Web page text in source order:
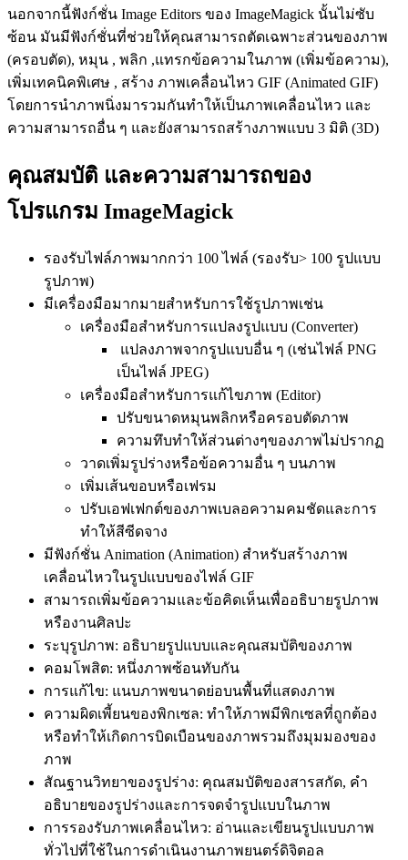
นอกจากนี้ฟังก์ชั่น Image Editors ของ ImageMagick นั้นไม่ซับ
ซ้อน มันมีฟังก์ชั่นที่ช่วยให้คุณสามารถตัดเฉพาะส่วนของภาพ
(ครอบตัด), หมุน , พลิก ,แทรกข้อความในภาพ (เพิ่มข้อความ),
เพิ่มเทคนิคพิเศษ , สร้าง ภาพเคลื่อนไหว GIF (Animated GIF)
โดยการนำภาพนิ่งมารวมกันทำให้เป็นภาพเคลื่อนไหว และ
ความสามารถอื่น ๆ และยังสามารถสร้างภาพแบบ 3 มิติ (3D)
คุณสมบัติ และความสามารถของ
โปรแกรม ImageMagick
รองรับไฟล์ภาพมากกว่า 100 ไฟล์ (รองรับ> 100 รูปแบบ
รูปภาพ)
มีเครื่องมือมากมายสำหรับการใช้รูปภาพเช่น
เครื่องมือสำหรับการแปลงรูปแบบ (Converter)
แปลงภาพจากรูปแบบอื่น ๆ (เช่นไฟล์ PNG
เป็นไฟล์ JPEG)
เครื่องมือสำหรับการแก้ไขภาพ (Editor)
ปรับขนาดหมุนพลิกหรือครอบตัดภาพ
ความทึบทำให้ส่วนต่างๆของภาพไม่ปรากฏ
วาดเพิ่มรูปร่างหรือข้อความอื่น ๆ บนภาพ
เพิ่มเส้นขอบหรือเฟรม
ปรับเอฟเฟกต์ของภาพเบลอความคมชัดและการ
ทำให้สีซีดจาง
มีฟังก์ชั่น Animation (Animation) สำหรับสร้างภาพ
เคลื่อนไหวในรูปแบบของไฟล์ GIF
สามารถเพิ่มข้อความและข้อคิดเห็นเพื่ออธิบายรูปภาพ
หรืองานศิลปะ
ระบุรูปภาพ: อธิบายรูปแบบและคุณสมบัติของภาพ
คอมโพสิต: หนึ่งภาพซ้อนทับกัน
การแก้ไข: แนบภาพขนาดย่อบนพื้นที่แสดงภาพ
ความผิดเพี้ยนของพิกเซล: ทำให้ภาพมีพิกเซลที่ถูกต้อง
หรือทำให้เกิดการบิดเบือนของภาพรวมถึงมุมมองของ
ภาพ
สัณฐานวิทยาของรูปร่าง: คุณสมบัติของสารสกัด, คำ
อธิบายของรูปร่างและการจดจำรูปแบบในภาพ
การรองรับภาพเคลื่อนไหว: อ่านและเขียนรูปแบบภาพ
ทั่วไปที่ใช้ในการดำเนินงานภาพยนตร์ดิจิตอล